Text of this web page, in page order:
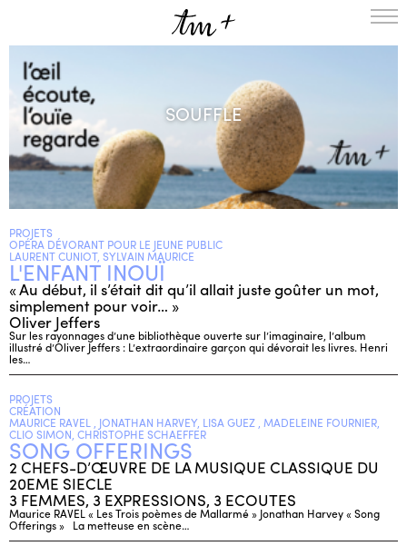
A LA UNE
PROJETS
MÉDIATION
NOUS SOUTENIR
ENGLISH
CONTACTS
SOUFFLE
PROJETS
OPÉRA DÉVORANT POUR LE JEUNE PUBLIC
LAURENT CUNIOT, SYLVAIN MAURICE
L'ENFANT INOUÏ
« Au début, il s’était dit qu’il allait juste goûter un mot,
simplement pour voir… »
Oliver Jeffers
Sur les rayonnages d’une bibliothèque ouverte sur l’imaginaire, l’album
illustré d’Oliver Jeffers : L’extraordinaire garçon qui dévorait les livres. Henri
les…
PROJETS
CRÉATION
MAURICE RAVEL , JONATHAN HARVEY, LISA GUEZ , MADELEINE FOURNIER,
CLIO SIMON, CHRISTOPHE SCHAEFFER
SONG OFFERINGS
2 CHEFS-D’ŒUVRE DE LA MUSIQUE CLASSIQUE DU
20EME SIECLE
3 FEMMES, 3 EXPRESSIONS, 3 ECOUTES
Maurice RAVEL « Les Trois poèmes de Mallarmé » Jonathan Harvey « Song
Offerings » La metteuse en scène…